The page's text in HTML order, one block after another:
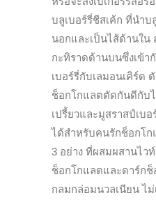
บลูเบอร์รี่ชีสเค้ก ที่นำบ
นอกและเป็นไส้ด้านใน
กะทิราดด้านบนซึ่งเข้
เบอร์รี่กับเลมอนเคิร์ด
ช็อกโกแลตตัดกันดีกับ
เปรี้ยวและมูสราสป์เบ
ได้สำหรับคนรักช็อกโ
3 อย่าง ที่ผสมผสานไว
ช็อกโกแลตและดาร์ก
กลมกล่อมนวลเนียน ไม่